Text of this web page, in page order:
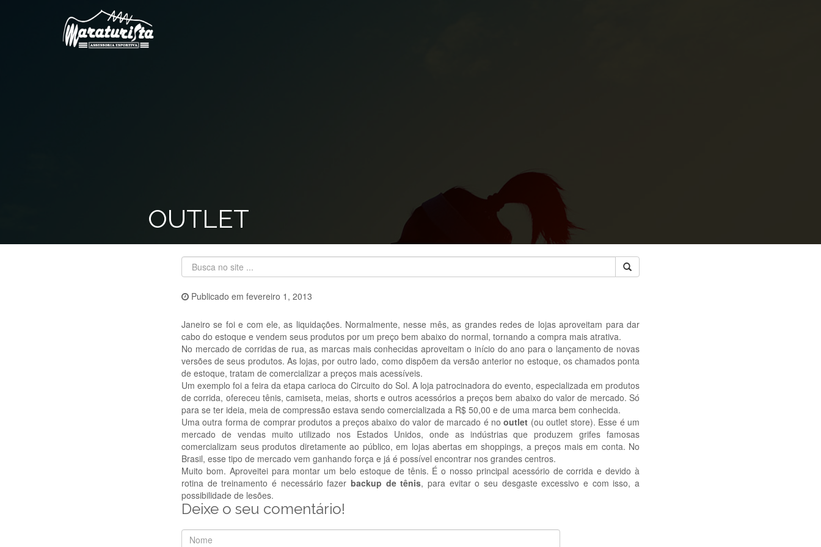
OUTLET
Publicado em fevereiro 1, 2013
Janeiro se foi e com ele, as liquidações. Normalmente, nesse mês, as grandes redes de lojas aproveitam para dar
cabo do estoque e vendem seus produtos por um preço bem abaixo do normal, tornando a compra mais atrativa.
No mercado de corridas de rua, as marcas mais conhecidas aproveitam o início do ano para o lançamento de novas
versões de seus produtos. As lojas, por outro lado, como dispõem da versão anterior no estoque, os chamados ponta
de estoque, tratam de comercializar a preços mais acessíveis.
Um exemplo foi a feira da etapa carioca do Circuito do Sol. A loja patrocinadora do evento, especializada em produtos
de corrida, ofereceu tênis, camiseta, meias, shorts e outros acessórios a preços bem abaixo do valor de mercado. Só
para se ter ideia, meia de compressão estava sendo comercializada a R$ 50,00 e de uma marca bem conhecida.
Uma outra forma de comprar produtos a preços abaixo do valor de marcado é nooutlet (ou outlet store). Esse é um
mercado de vendas muito utilizado nos Estados Unidos, onde as indústrias que produzem grifes famosas
comercializam seus produtos diretamente ao público, em lojas abertas em shoppings, a preços mais em conta. No
Brasil, esse tipo de mercado vem ganhando força e já é possível encontrar nos grandes centros.
Muito bom. Aproveitei para montar um belo estoque de tênis. É o nosso principal acessório de corrida e devido à
rotina de treinamento é necessário fazer backup de tênis, para evitar o seu desgaste excessivo e com isso, a
possibilidade de lesões.
Deixe o seu comentário!